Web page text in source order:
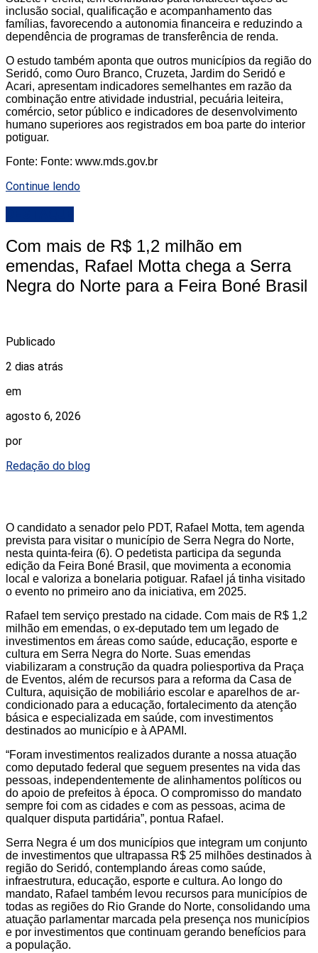
inclusão social, qualificação e acompanhamento das
famílias, favorecendo a autonomia financeira e reduzindo a
dependência de programas de transferência de renda.
O estudo também aponta que outros municípios da região do
Seridó, como Ouro Branco, Cruzeta, Jardim do Seridó e
Acari, apresentam indicadores semelhantes em razão da
combinação entre atividade industrial, pecuária leiteira,
comércio, setor público e indicadores de desenvolvimento
humano superiores aos registrados em boa parte do interior
potiguar.
Fonte: Fonte: www.mds.gov.br
Continue lendo
Com mais de R$ 1,2 milhão em
emendas, Rafael Motta chega a Serra
Negra do Norte para a Feira Boné Brasil
Publicado
2 dias atrás
em
agosto 6, 2026
por
Redação do blog
O candidato a senador pelo PDT, Rafael Motta, tem agenda
prevista para visitar o município de Serra Negra do Norte,
nesta quinta-feira (6). O pedetista participa da segunda
edição da Feira Boné Brasil, que movimenta a economia
local e valoriza a bonelaria potiguar. Rafael já tinha visitado
o evento no primeiro ano da iniciativa, em 2025.
Rafael tem serviço prestado na cidade. Com mais de R$ 1,2
milhão em emendas, o ex-deputado tem um legado de
investimentos em áreas como saúde, educação, esporte e
cultura em Serra Negra do Norte. Suas emendas
viabilizaram a construção da quadra poliesportiva da Praça
de Eventos, além de recursos para a reforma da Casa de
Cultura, aquisição de mobiliário escolar e aparelhos de ar-
condicionado para a educação, fortalecimento da atenção
básica e especializada em saúde, com investimentos
destinados ao município e à APAMI.
“Foram investimentos realizados durante a nossa atuação
como deputado federal que seguem presentes na vida das
pessoas, independentemente de alinhamentos políticos ou
do apoio de prefeitos à época. O compromisso do mandato
sempre foi com as cidades e com as pessoas, acima de
qualquer disputa partidária”, pontua Rafael.
Serra Negra é um dos municípios que integram um conjunto
de investimentos que ultrapassa R$ 25 milhões destinados à
região do Seridó, contemplando áreas como saúde,
infraestrutura, educação, esporte e cultura. Ao longo do
mandato, Rafael também levou recursos para municípios de
todas as regiões do Rio Grande do Norte, consolidando uma
atuação parlamentar marcada pela presença nos municípios
e por investimentos que continuam gerando benefícios para
a população.